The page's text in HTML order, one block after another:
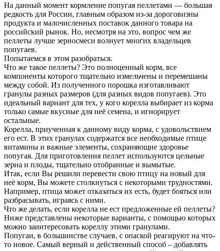
На данный момент кормление попугая пеллетами — большая
редкость для России, главным образом из-за дороговизны
продукта и малочисленных поставок данного товара на
российский рынок. Но, несмотря на это, вопрос чем же
пеллеты лучше зерносмеси волнует многих владельцев
попугаев.
Попытаемся в этом разобраться.
Что же такое пеллеты? Это полноценный корм, все
компоненты которого тщательно измельчены и перемешаны
между собой. Из полученного порошка изготавливают
гранулы разных размеров (для разных видов попугаев). Это
идеальный вариант для тех, у кого корелла выбирает из корма
только самые вкусные для неё семена, и игнорирует
остальные.
Корелла, приученная к данному виду корма, с удовольствием
его ест. В этих гранулах содержатся все необходимые птице
витамины и важные элементы, сохраняющие здоровье
попугая. Для приготовления пеллет используются цельные
зерна и плоды, тщательно отобранные и вымытые.
Итак, если Вы решили перевести свою птицу на новый для
неё корм, Вы можете столкнуться с некоторыми трудностями.
Например, птица может отказаться их есть, будет бояться или
разбрасывать, играясь с ними.
Что же делать, если корелла не ест предложенные ей пеллеты?
Ниже представлены некоторые варианты, с помощью которых
можно заинтересовать кореллу этими гранулами.
Попугаи, в большинстве случаев, с опаской реагируют на что-
то новое. Самый верный и действенный способ – добавлять